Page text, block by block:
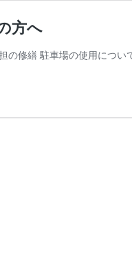
方へ
の修繕 駐車場の使用につい